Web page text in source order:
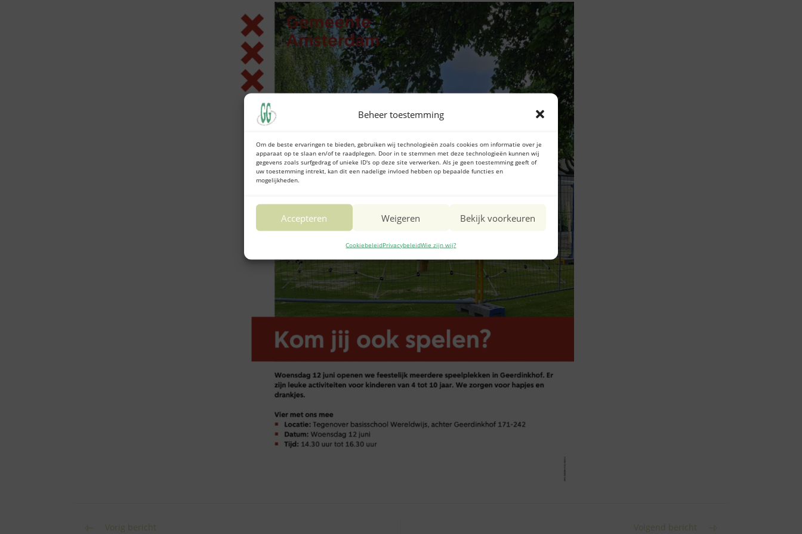
Beheer toestemming
Om de beste ervaringen te bieden, gebruiken wij technologieën zoals cookies om informatie over je
apparaat op te slaan en/of te raadplegen. Door in te stemmen met deze technologieën kunnen wij
gegevens zoals surfgedrag of unieke ID's op deze site verwerken. Als je geen toestemming geeft of
uw toestemming intrekt, kan dit een nadelige invloed hebben op bepaalde functies en
mogelijkheden.
Accepteren Weigeren Bekijk voorkeuren
CookiebeleidPrivacybeleidWie zijn wij?
Vorig bericht Volgend bericht